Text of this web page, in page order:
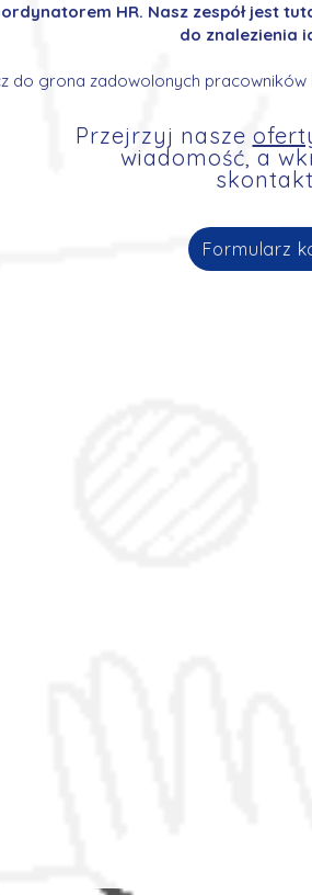
HR. Nasz zespół jest
do znalezienia
do grona zadowolonych
Przejrzyj nasze
wiadomość, a
Formularz